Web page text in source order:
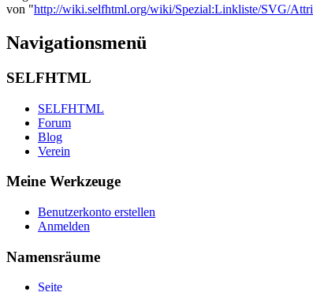
von "http://wiki.selfhtml.org/wiki/Spezial:Linkliste/SVG/
Navigationsmenü
SELFHTML
SELFHTML
Forum
Blog
Verein
Meine Werkzeuge
Benutzerkonto erstellen
Anmelden
Namensräume
Seite